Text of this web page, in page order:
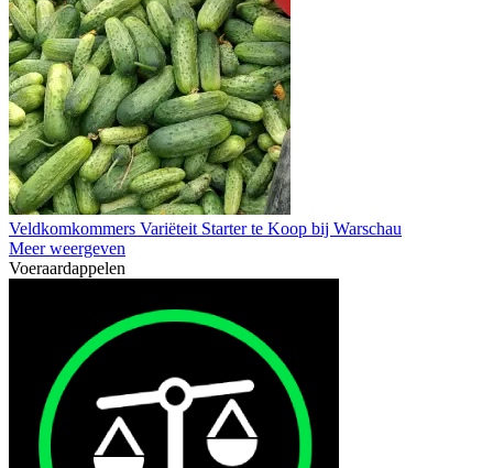
Veldkomkommers Variëteit Starter te Koop bij Warschau
Meer weergeven
Voeraardappelen